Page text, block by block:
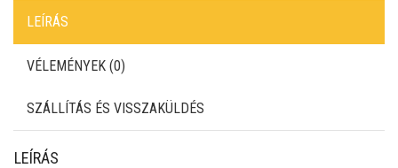
LEÍRÁS
VÉLEMÉNYEK (0)
SZÁLLÍTÁS ÉS VISSZAKÜLDÉS
LEÍRÁS